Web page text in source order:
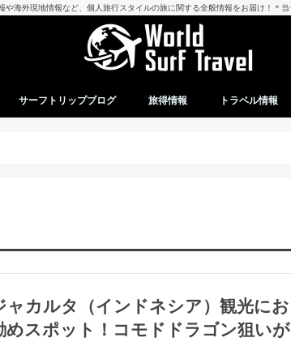
や海外現地情報など、個人旅行スタイルの旅に関する全般情報をお届け！＊
サーフトリップブログ 旅得情報 トラベル情報
ャカルタ（インドネシア）観光にお
めスポット！コモドドラゴン狙いが